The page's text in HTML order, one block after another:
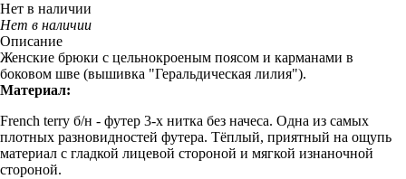
Нет в наличии
Нет в наличии
Описание
Женские брюки с цельнокроеным поясом и карманами в
боковом шве (вышивка "Геральдическая лилия").
Материал:
French terry б/н - футер 3-х нитка без начеса. Одна из самых
плотных разновидностей футера. Тёплый, приятный на ощупь
материал с гладкой лицевой стороной и мягкой изнаночной
стороной.